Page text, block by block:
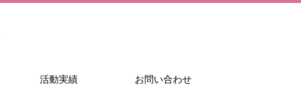
活動実績 お問い合わせ